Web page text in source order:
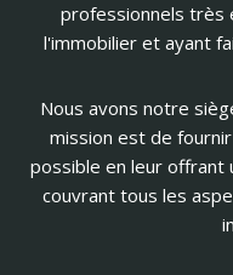
professionnels très
l'immobilier et ayant
Nous avons notre
mission est de
possible en leur offrant
couvrant tous les